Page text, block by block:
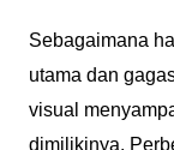
Sebagaimana
utama dan
visual
dimilikinya.